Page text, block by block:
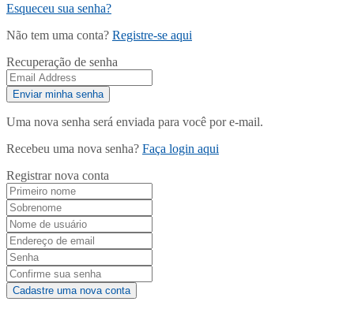
Esqueceu sua senha?
Não tem uma conta? Registre-se aqui
Recuperação de senha
Uma nova senha será enviada para você por e-mail.
Recebeu uma nova senha? Faça login aqui
Registrar nova conta